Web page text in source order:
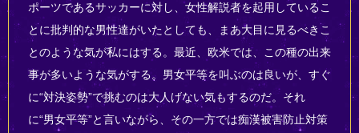
ポーツであるサッカーに対し、女性解説者を起用しているこ
とに批判的な男性達がいたとしても、まあ大目に見るべきこ
とのような気が私にはする。最近、欧米では、この種の出来
事が多いような気がする。男女平等を叫ぶのは良いが、すぐ
に“対決姿勢”で挑むのは大人げない気もするのだ。それ
に“男女平等”と言いながら、その一方では痴漢被害防止対策